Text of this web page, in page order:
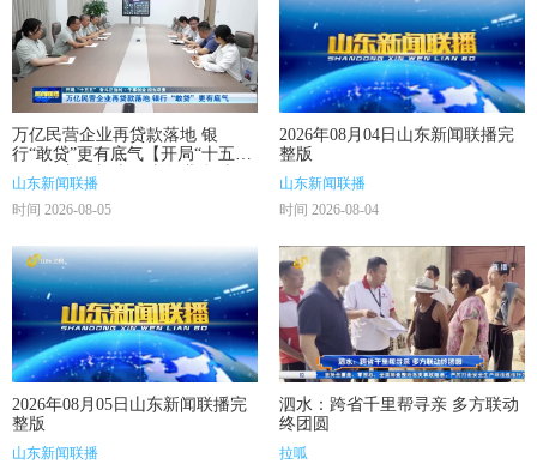
万亿民营企业再贷款落地 银
行“敢贷”更有底气【开局“十五
五” 奋斗正当时·干事创业 担当尽
责】
山东新闻联播
时间 2026-08-05
2026年08月04日山东新闻联播完
整版
山东新闻联播
时间 2026-08-04
2026年08月05日山东新闻联播完
整版
山东新闻联播
泗水：跨省千里帮寻亲 多方联动
终团圆
拉呱